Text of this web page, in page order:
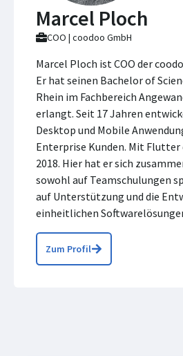
Marcel Ploch
COO | coodoo GmbH
Marcel Ploch ist COO der
Er hat seinen Bachelor of
Rhein im Fachbereich
erlangt. Seit 17 Jahren
Desktop und Mobile
Enterprise Kunden. Mit
2018. Hier hat er sich
sowohl auf Teamschulungen
auf Unterstützung und die
einheitlichen
Zum Profil